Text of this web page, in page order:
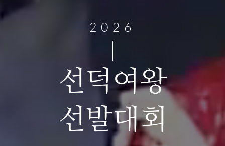
2026
선덕여왕
선발대회